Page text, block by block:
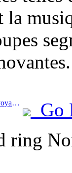
la
Prev:2025 Rapport sur la tendance des voyages d'été: la clientèle parent-enfant représente plus de 60%
Go
ring